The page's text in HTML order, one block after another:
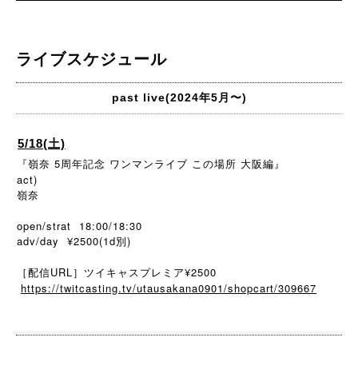
ライブスケジュール
past live(2024年5月〜)
5/18(土)
『嶺奈 5周年記念 ワンマンライブ この場所 大阪編』
act)
嶺奈
open/strat 18:00/18:30
adv/day ¥2500(1d別)
［配信URL］ツイキャスプレミア¥2500
https://twitcasting.tv/utausakana0901/shopcart/309667